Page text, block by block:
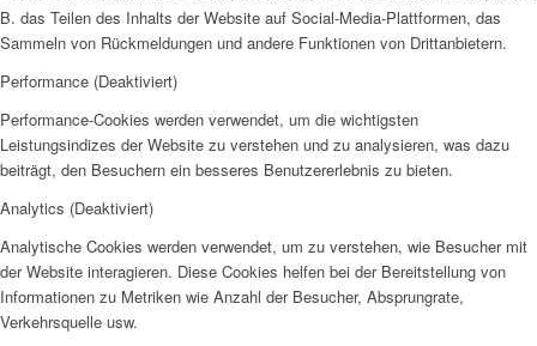
B. das Teilen des Inhalts der Website auf Social-Media-Plattformen, das
Sammeln von Rückmeldungen und andere Funktionen von Drittanbietern.
Performance (Deaktiviert)
Performance-Cookies werden verwendet, um die wichtigsten
Leistungsindizes der Website zu verstehen und zu analysieren, was dazu
beiträgt, den Besuchern ein besseres Benutzererlebnis zu bieten.
Analytics (Deaktiviert)
Analytische Cookies werden verwendet, um zu verstehen, wie Besucher mit
der Website interagieren. Diese Cookies helfen bei der Bereitstellung von
Informationen zu Metriken wie Anzahl der Besucher, Absprungrate,
Verkehrsquelle usw.